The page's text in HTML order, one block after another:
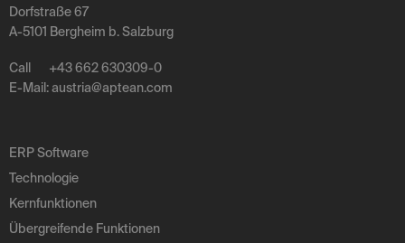
ERP Software
Technologie
Kernfunktionen
Übergreifende Funktionen
Dorfstraße 67
A-5101 Bergheim b. Salzburg
Call
+43 662 630309-0
E-Mail: austria@aptean.com